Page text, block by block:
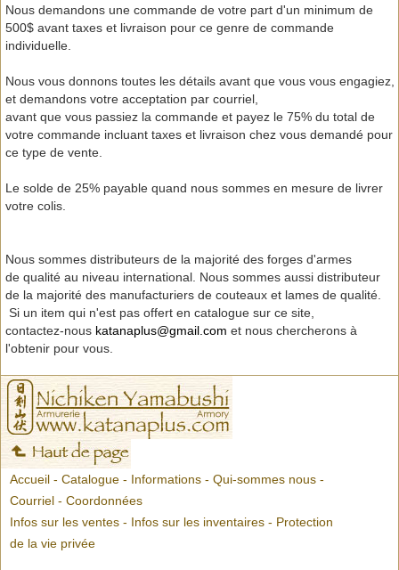
Nous demandons une commande de votre part d'un minimum de
500$ avant taxes et livraison pour ce genre de commande
individuelle.
Nous vous donnons toutes les détails avant que vous vous engagiez,
et demandons votre acceptation par courriel,
avant que vous passiez la commande et payez le 75% du total de
votre commande incluant taxes et livraison chez vous demandé pour
ce type de vente.
Le solde de 25% payable quand nous sommes en mesure de livrer
votre colis.
Nous sommes distributeurs de la majorité des forges d'armes
de qualité au niveau international. Nous sommes aussi distributeur
de la majorité des manufacturiers de couteaux et lames de qualité.
Si un item qui n'est pas offert en catalogue sur ce site,
contactez-nous katanaplus@gmail.com et nous chercherons à
l'obtenir pour vous.
Accueil - Catalogue - Informations - Qui-sommes nous -
Courriel - Coordonnées
Infos sur les ventes - Infos sur les inventaires - Protection
de la vie privée